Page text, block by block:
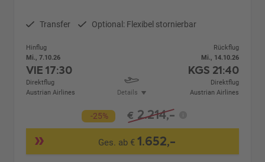
Transfer Optional: Flexibel stornierbar
Hinflug
Mi., 7.10.26
VIE17:30
Direktflug
Austrian Airlines
Details
Rückflug
Mi., 14.10.26
KGS 21:40
Direktflug
Austrian Airlines
-25% € 2.214,-
Ges. ab € 1.652,-